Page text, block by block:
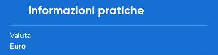
Informazioni pratiche
Valuta
Euro